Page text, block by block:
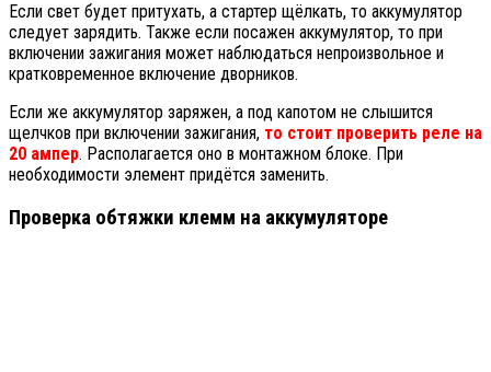
Если свет будет притухать, а стартер щёлкать, то аккумулятор
следует зарядить. Также если посажен аккумулятор, то при
включении зажигания может наблюдаться непроизвольное и
кратковременное включение дворников.
Если же аккумулятор заряжен, а под капотом не слышится
щелчков при включении зажигания, то стоит проверить реле на
20 ампер. Располагается оно в монтажном блоке. При
необходимости элемент придётся заменить.
Проверка обтяжки клемм на аккумуляторе